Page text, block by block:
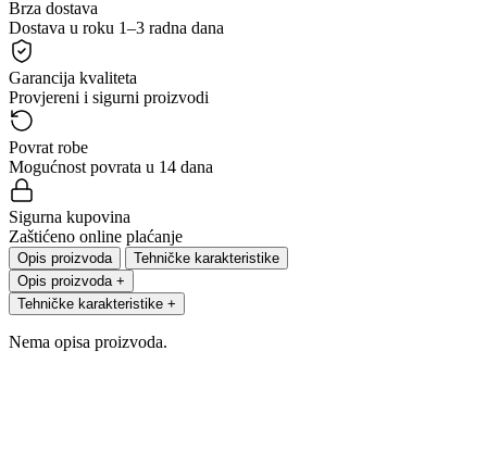
Brza dostava
Dostava u roku 1–3 radna dana
Garancija kvaliteta
Provjereni i sigurni proizvodi
Povrat robe
Mogućnost povrata u 14 dana
Sigurna kupovina
Zaštićeno online plaćanje
Opis proizvoda
Tehničke karakteristike
Opis proizvoda +
Tehničke karakteristike +
Nema opisa proizvoda.